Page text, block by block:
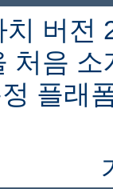
치 버전
처음
플래